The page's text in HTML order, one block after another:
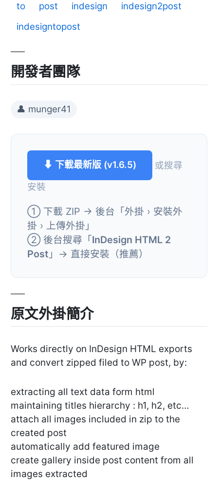
to post indesign
indesign2post
indesigntopost
開發者團隊
👤 munger41
⬇ 下載最新版 (v1.6.5)
或搜尋
安裝
① 下載 ZIP → 後台「外掛 › 安裝外
掛 › 上傳外掛」
② 後台搜尋「InDesign HTML 2
Post 」→ 直接安裝（推薦）
原文外掛簡介
Works directly on InDesign HTML exports
and convert zipped filed to WP post, by:
extracting all text data form html
maintaining titles hierarchy : h1, h2, etc…
attach all images included in zip to the
created post
automatically add featured image
create gallery inside post content from all
images extracted